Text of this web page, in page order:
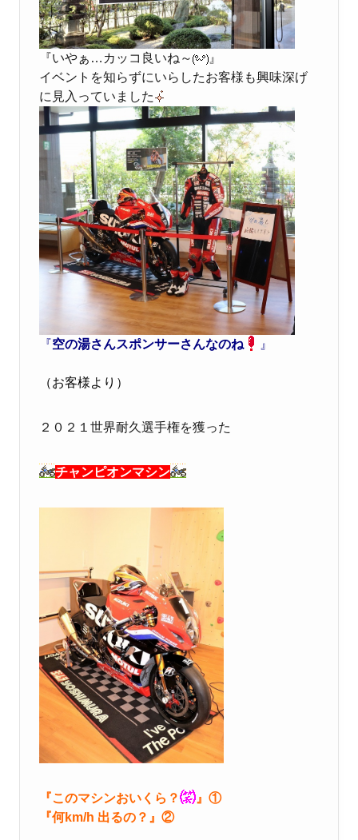
『いやぁ…カッコ良いね～
』
イベントを知らずにいらしたお客様も興味深げ
に見入っていました
『空の湯さんスポンサーさんなのね 』
（お客様より）
２０２１世界耐久選手権を獲った
チャンピオンマシン
『このマシンおいくら？
』①
『何km/h 出るの？』②